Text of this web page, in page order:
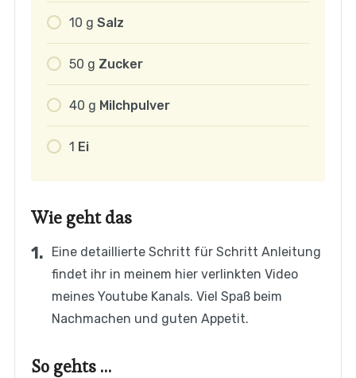
10 g Salz
50 g Zucker
40 g Milchpulver
1 Ei
Wie geht das
Eine detaillierte Schritt für Schritt Anleitung
findet ihr in meinem hier verlinkten Video
meines Youtube Kanals. Viel Spaß beim
Nachmachen und guten Appetit.
So gehts …